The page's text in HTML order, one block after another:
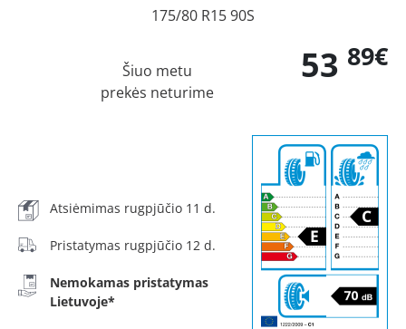
175/80 R15 90S
53 89€
Šiuo metu
prekės neturime
Atsiėmimas rugpjūčio 11 d.
Pristatymas rugpjūčio 12 d.
Nemokamas pristatymas
Lietuvoje*